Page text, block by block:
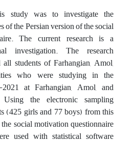
study was to investigate the
of the Persian version of the social
The current research is a
investigation. The research
students of Farhangian, Amol,
who were studying in the
at Farhangian, Amol, and
Using the electronic sampling
(425 girls and 77 boys) from this
social motivation questionnaire
used with statistical software